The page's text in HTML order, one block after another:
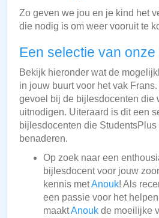
Zo geven we jou en je kind het
die nodig is om weer vooruit te
Een selectie van
Bekijk hieronder wat de
in jouw buurt voor het vak
gevoel bij de bijlesdocenten die
uitnodigen. Uiteraard is dit een
bijlesdocenten die StudentsPlus
benaderen.
Op zoek naar een
bijlesdocent voor jouw
kennis metAnouk! Als
een passie voor het
maaktAnouk de moeilijke